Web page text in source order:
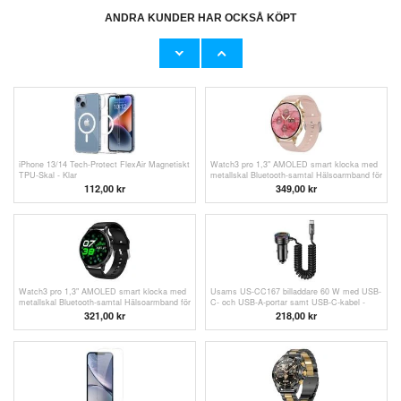
ANDRA KUNDER HAR OCKSÅ KÖPT
DH10 GPS/4G-smartklocka för barn med
DH10 GPS/4G-smartklocka för barn med
iPhone 13/14 Tech-Protect FlexAir Magnetiskt
TPU-Skal - Klar
112,00 kr
Watch3 pro 1,3" AMOLED smart klocka med
metallskal Bluetooth-samtal Hälsoarmband för
kvinnor med pulsmätning - Guld
349,00 kr
Watch3 pro 1,3" AMOLED smart klocka med
metallskal Bluetooth-samtal Hälsoarmband för
kvinnor med pulsmätning - Svart
321,00 kr
Usams US-CC167 billaddare 60 W med USB-
C- och USB-A-portar samt USB-C-kabel -
218,00 kr